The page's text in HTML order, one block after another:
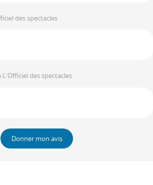
des spectacles
L'Officiel des spectacles
Donner mon avis